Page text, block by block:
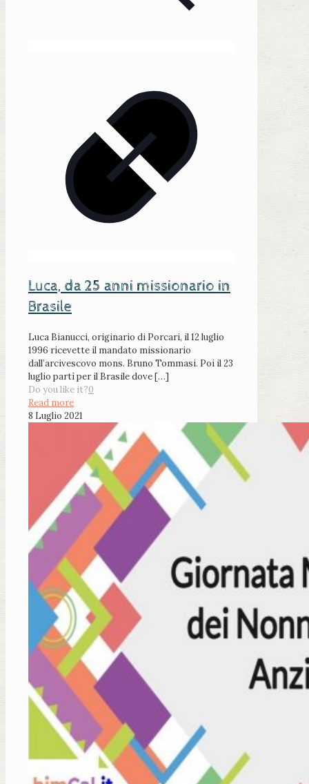
Luca, da 25 anni missionario in
Brasile
Luca Bianucci, originario di Porcari, il 12 luglio
1996 ricevette il mandato missionario
dall’arcivescovo mons. Bruno Tommasi. Poi il 23
luglio partì per il Brasile dove[…]
Do you like it?0
Read more
8 Luglio 2021